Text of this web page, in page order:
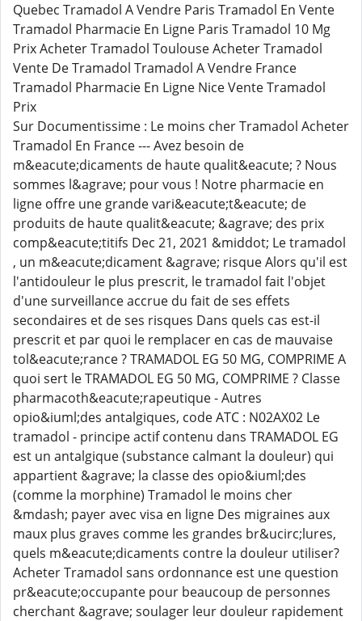
Quebec Tramadol A Vendre Paris Tramadol En Vente
Tramadol Pharmacie En Ligne Paris Tramadol 10 Mg
Prix Acheter Tramadol Toulouse Acheter Tramadol
Vente De Tramadol Tramadol A Vendre France
Tramadol Pharmacie En Ligne Nice Vente Tramadol
Prix
Sur Documentissime : Le moins cher Tramadol Acheter
Tramadol En France --- Avez besoin de
m&eacute;dicaments de haute qualit&eacute; ? Nous
sommes l&agrave; pour vous ! Notre pharmacie en
ligne offre une grande vari&eacute;t&eacute; de
produits de haute qualit&eacute; &agrave; des prix
comp&eacute;titifs Dec 21, 2021 &middot; Le tramadol
, un m&eacute;dicament &agrave; risque Alors qu'il est
l'antidouleur le plus prescrit, le tramadol fait l'objet
d'une surveillance accrue du fait de ses effets
secondaires et de ses risques Dans quels cas est-il
prescrit et par quoi le remplacer en cas de mauvaise
tol&eacute;rance ? TRAMADOL EG 50 MG, COMPRIME A
quoi sert le TRAMADOL EG 50 MG, COMPRIME ? Classe
pharmacoth&eacute;rapeutique - Autres
opio&iuml;des antalgiques, code ATC : N02AX02 Le
tramadol - principe actif contenu dans TRAMADOL EG
est un antalgique (substance calmant la douleur) qui
appartient &agrave; la classe des opio&iuml;des
(comme la morphine) Tramadol le moins cher
&mdash; payer avec visa en ligne Des migraines aux
maux plus graves comme les grandes br&ucirc;lures,
quels m&eacute;dicaments contre la douleur utiliser?
Acheter Tramadol sans ordonnance est une question
pr&eacute;occupante pour beaucoup de personnes
cherchant &agrave; soulager leur douleur rapidement